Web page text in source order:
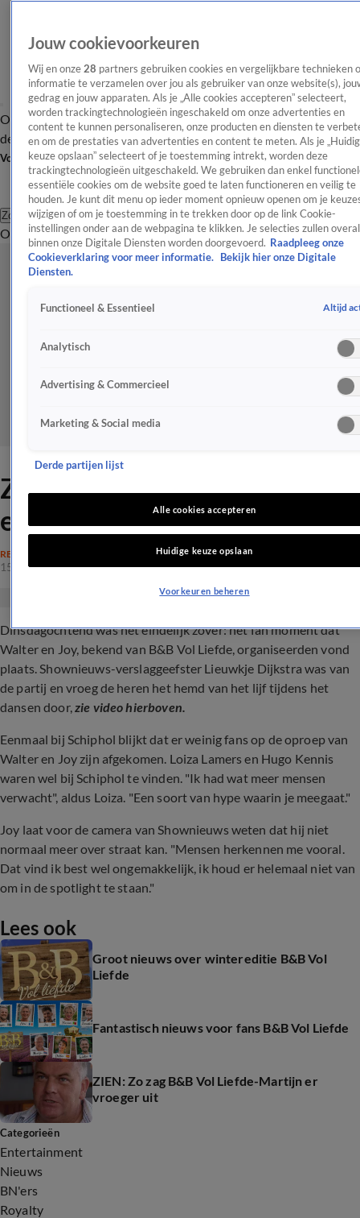
OverzichtAfleveringen Entertainment TV Algemeen
Tip
de redactieNieuwsbrief
Volg Shownieuws
Zoeken
OverzichtEntertainmentSpraakmakendRealityCrimeVideo's
ZIEN: B&B Vol Liefde-Walter
en Joy dansen voor Schiphol
REALITY
15 aug 2023, 17:10
Dinsdagochtend was het eindelijk zover: het fan moment dat
Walter en Joy, bekend van B&B Vol Liefde, organiseerden vond
plaats. Shownieuws-verslaggeefster Lieuwkje Dijkstra was van
de partij en vroeg de heren het hemd van het lijf tijdens het
dansen door,zie video hierboven.
Eenmaal bij Schiphol blijkt dat er weinig fans op de oproep van
Walter en Joy zijn afgekomen. Loiza Lamers en Hugo Kennis
waren wel bij Schiphol te vinden. "Ik had wat meer mensen
verwacht", aldus Loiza. "Een soort van hype waarin je meegaat."
Joy laat voor de camera van Shownieuws weten dat hij niet
normaal meer over straat kan. "Mensen herkennen me vooral.
Dat vind ik best wel ongemakkelijk, ik houd er helemaal niet van
om in de spotlight te staan."
Lees ook
Groot nieuws over wintereditie B&B Vol
Liefde
Fantastisch nieuws voor fans B&B Vol Liefde
ZIEN: Zo zag B&B Vol Liefde-Martijn er
vroeger uit
Categorieën
Entertainment
Nieuws
BN'ers
Royalty
Jouw cookievoorkeuren
Wij en onze 28 partners gebruiken cookies en vergelijkbare technieken
informatie te verzamelen over jou als gebruiker van onze website(s),
gedrag en jouw apparaten. Als je „Alle cookies accepteren” selecteert,
worden trackingtechnologieën ingeschakeld om onze advertenties en
content te kunnen personaliseren, onze producten en diensten te
en om de prestaties van advertenties en content te meten. Als je
keuze opslaan” selecteert of je toestemming intrekt, worden deze
trackingtechnologieën uitgeschakeld. We gebruiken dan enkel
essentiële cookies om de website goed te laten functioneren en veilig te
houden. Je kunt dit menu op ieder moment opnieuw openen om je
wijzigen of om je toestemming in te trekken door op de link Cookie-
instellingen onder aan de webpagina te klikken. Je selecties zullen overal
binnen onze Digitale Diensten worden doorgevoerd. Raadpleeg onze
Cookieverklaring voor meer informatie.
Bekijk hier onze Digitale
Diensten.
Functioneel & Essentieel Altijd
Analytisch
Advertising & Commercieel
Marketing & Social media
Derde partijen lijst
Alle cookies accepteren
Huidige keuze opslaan
Voorkeuren beheren